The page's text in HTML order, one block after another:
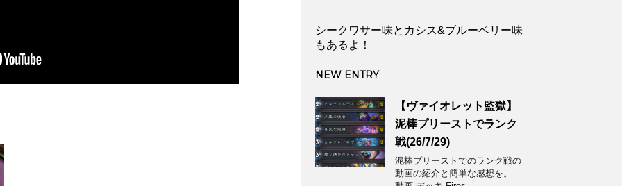
シークワサー味とカシス&ブルーベリー味
もあるよ！
NEW ENTRY
【ヴァイオレット監獄】
泥棒プリーストでランク
戦(26/7/29)
泥棒プリーストでのランク戦の
動画の紹介と簡単な感想を。